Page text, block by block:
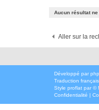
Aucun résultat
Aller sur la
Développé par
Traduction
Style proflat par ©
Confidentialité |